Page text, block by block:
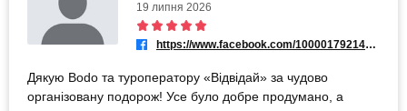
19 липня 2026
https://www.facebook.com/100001792147325
Дякую Bodo та туроператору «Відвідай» за чудово
організовану подорож! Усе було добре продумано, а